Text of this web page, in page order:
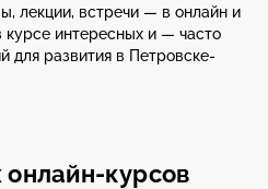
лекции, встречи — в онлайн и
интересных и — часто
для развития в Петровске-
курсов